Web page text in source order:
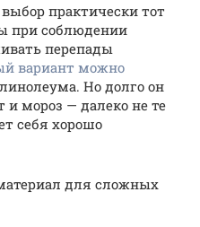
практически тот
при соблюдении
перепады
вариант можно
Но долго он
и мороз — далеко не те
себя хорошо
для сложных